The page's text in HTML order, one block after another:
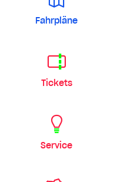
Fahrpläne
Tickets
Service